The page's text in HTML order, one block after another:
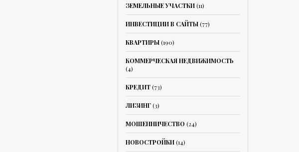
ЗЕМЕЛЬНЫЕ УЧАСТКИ(11)
ИНВЕСТИЦИИ В САЙТЫ(77)
КВАРТИРЫ(190)
КОММЕРЧЕСКАЯ НЕДВИЖИМОСТЬ
(4)
КРЕДИТ(73)
ЛИЗИНГ(3)
МОШЕННИЧЕСТВО (24)
НОВОСТРОЙКИ(14)